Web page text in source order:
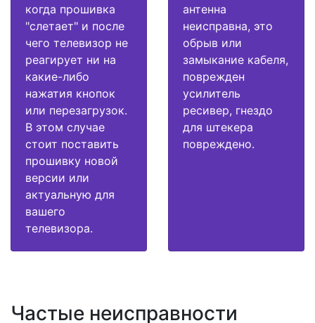
когда прошивка
"слетает" и после
чего телевизор не
реагирует ни на
какие-либо
нажатия кнопок
или перезагрузок.
В этом случае
стоит поставить
прошивку новой
версии или
актуальную для
вашего
телевизора.
антенна
неисправна, это
обрыв или
замыкание кабеля,
поврежден
усилитель
ресивер, гнездо
для штекера
повреждено.
Частые неисправности